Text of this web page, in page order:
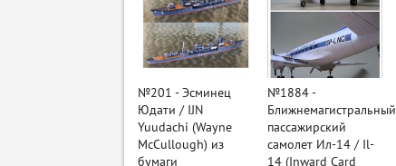
№201 - Эсминец
Юдати / IJN
Yuudachi (Wayne
McCullough) из
бумаги
№1884 -
Ближнемагистральный
пассажирский
самолет Ил-14 / Il-
14 (Inward Card